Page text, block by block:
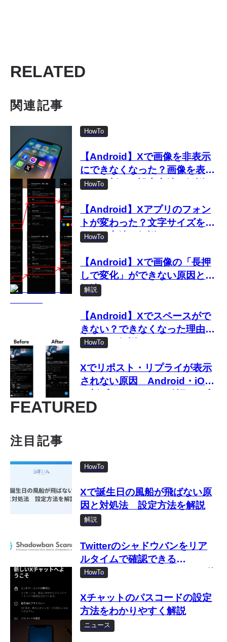
RELATED
関連記事
HowTo
【Android】Xで画像を非表示
にできなくなった？画像を表示
しない新しい設定方法を解説
HowTo
【Android】Xアプリのフォン
トが変わった？文字サイズを変
更する方法を解説
HowTo
【Android】Xで画像の「長押
しで変化」ができない原因と対
処法
解説
【Android】Xでスペースがで
きない？できなくなった理由と
対処法を解説
HowTo
Xでリポスト・リプライが表示
されない原因 Android・iOS
法
FEATURED
注目記事
HowTo
Xで誕生日の風船が飛ばない原
因と対処法 設定方法を解説
解説
Twitterのシャドウバンをリア
ルタイムで確認できる
「Shadowban Scanner」の使
HowTo
Xチャットのパスコードの設定
方法をわかりやすく解説
ニュース